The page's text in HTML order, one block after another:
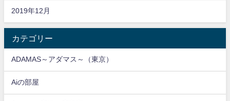
2019年12月
カテゴリー
ADAMAS～アダマス～（東京）
Aiの部屋